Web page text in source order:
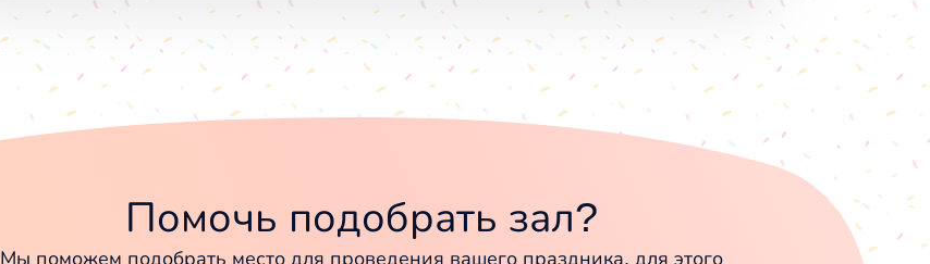
Помочь подобрать зал?
Мы поможем подобрать место для проведения вашего праздника, для этого